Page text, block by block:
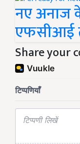
नए अनाज
एफसीआई
Share your